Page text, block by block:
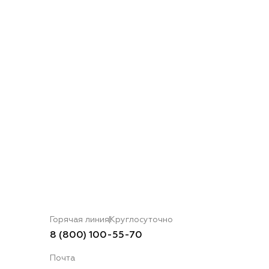
Горячая линия Круглосуточно
8 (800) 100-55-70
Почта